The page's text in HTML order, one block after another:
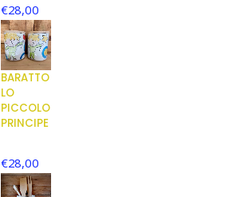
€28,00
BARATTO
LO
PICCOLO
PRINCIPE
€28,00